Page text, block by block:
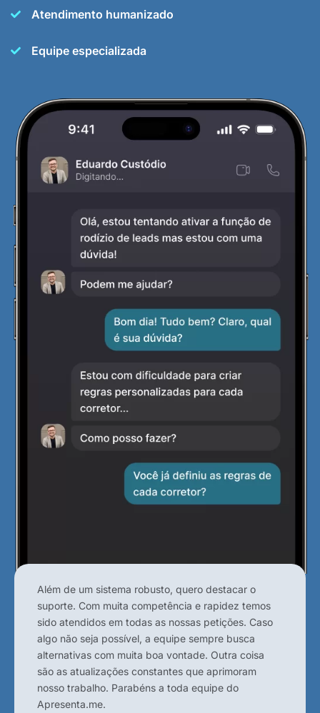
Atendimento humanizado
Equipe especializada
Além de um sistema robusto, quero destacar o
suporte. Com muita competência e rapidez temos
sido atendidos em todas as nossas petições. Caso
algo não seja possível, a equipe sempre busca
alternativas com muita boa vontade. Outra coisa
são as atualizações constantes que aprimoram
nosso trabalho. Parabéns a toda equipe do
Apresenta.me.